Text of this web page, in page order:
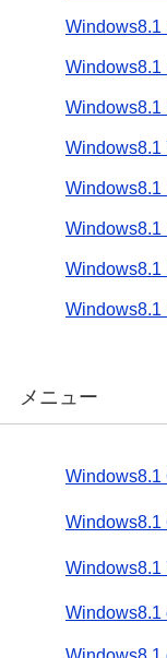
Windows8.1
Windows8.1
Windows8.1
Windows8.1
Windows8.1
Windows8.1
Windows8.1
Windows8.1
メニュー
Windows8.1
Windows8.1
Windows8.1
Windows8.1